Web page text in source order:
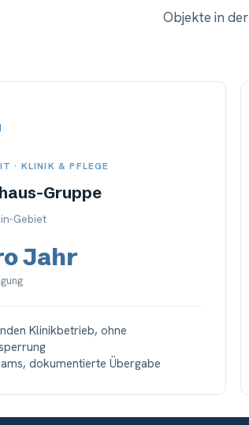
Objekte in
· KLINIK & PFLEGE
Gruppe
Gebiet
Jahr
Klinikbetrieb, ohne
dokumentierte Übergabe